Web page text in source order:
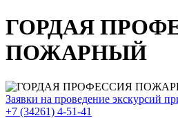
ГОРДАЯ
ПОЖАРНЫЙ
Заявки на проведение экскурсий
+7 (34261) 4-51-41